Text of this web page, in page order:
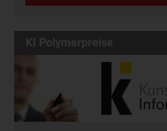
KI Polymerpreise